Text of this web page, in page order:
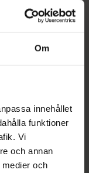
Om
innehållet
funktioner
Vi
och annan
och
Dölj